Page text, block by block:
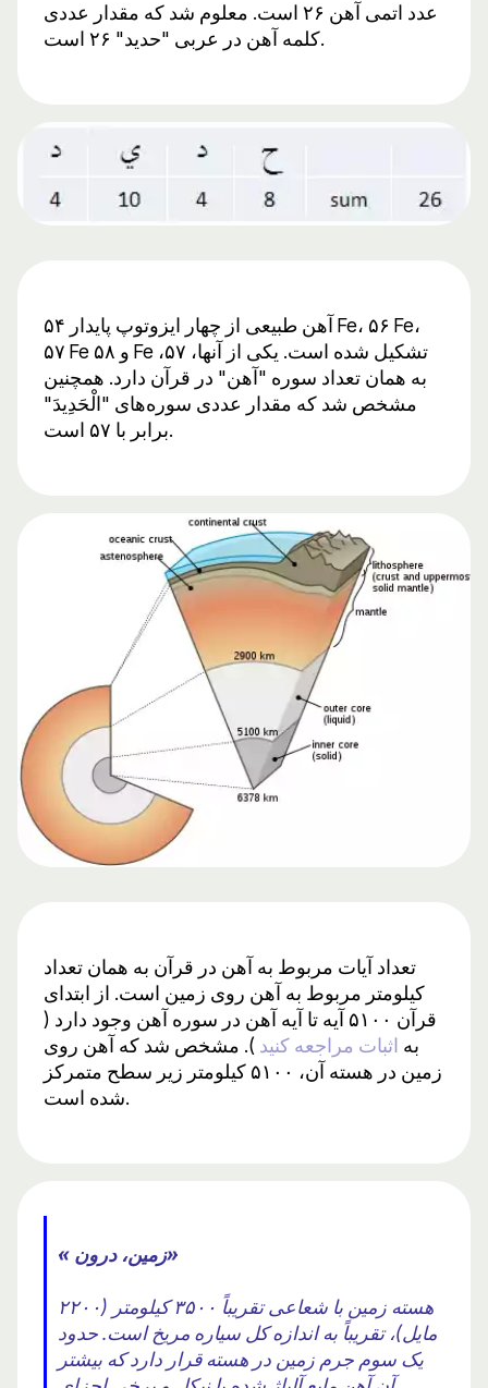
عدد اتمی آهن ۲۶ است. معلوم شد که مقدار عددی
کلمه آهن در عربی "حدید" ۲۶ است.
آهن طبیعی از چهار ایزوتوپ پایدار ۵۴ Fe، ۵۶ Fe،
۵۷ Fe و ۵۸ Fe تشکیل شده است. یکی از آنها، ۵۷،
به همان تعداد سوره "آهن" در قرآن دارد. همچنین
مشخص شد که مقدار عددی سوره‌های "الْحَدِیدَ"
برابر با ۵۷ است.
تعداد آیات مربوط به آهن در قرآن به همان تعداد
کیلومتر مربوط به آهن روی زمین است. از ابتدای
قرآن ۵۱۰۰ آیه تا آیه آهن در سوره آهن وجود دارد (
به اثبات مراجعه کنید ). مشخص شد که آهن روی
زمین در هسته آن، ۵۱۰۰ کیلومتر زیر سطح متمرکز
شده است.
« زمین، درون»
هسته زمین با شعاعی تقریباً ۳۵۰۰ کیلومتر (۲۲۰۰
مایل)، تقریباً به اندازه کل سیاره مریخ است. حدود
یک سوم جرم زمین در هسته قرار دارد که بیشتر